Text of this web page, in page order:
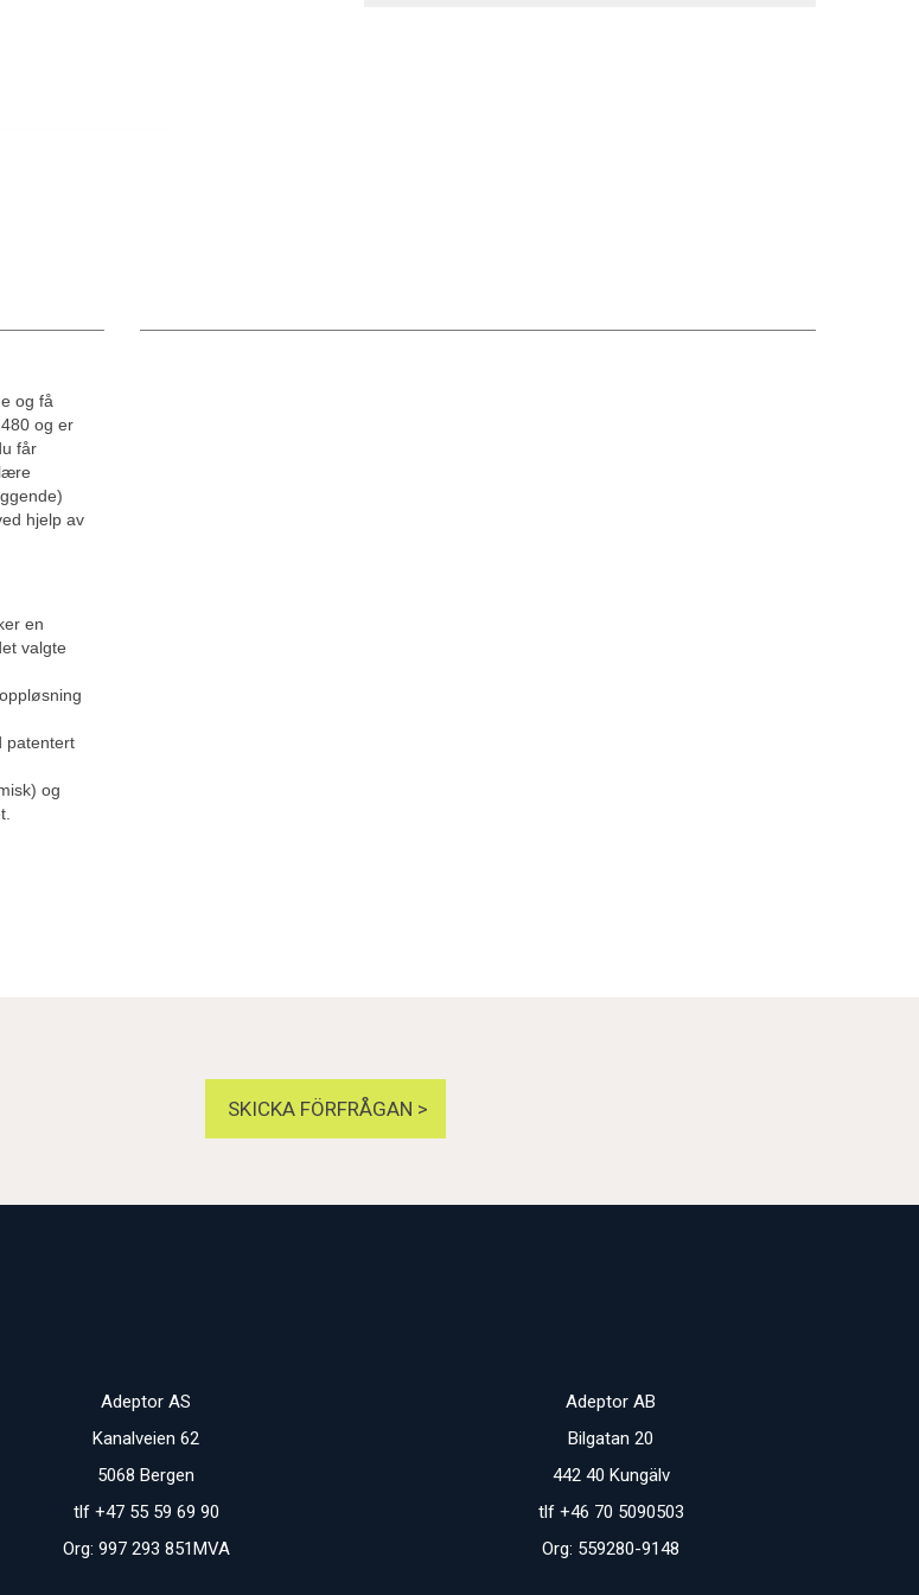
og få
og er
får
hjelp av
en
valgte
patentert
og
SKICKA FÖRFRÅGAN >
Adeptor AS
Kanalveien 62
5068 Bergen
tlf +47 55 59 69 90
Org: 997 293 851MVA
Adeptor AB
Bilgatan 20
442 40 Kungälv
tlf +46 70 5090503
Org: 559280-9148